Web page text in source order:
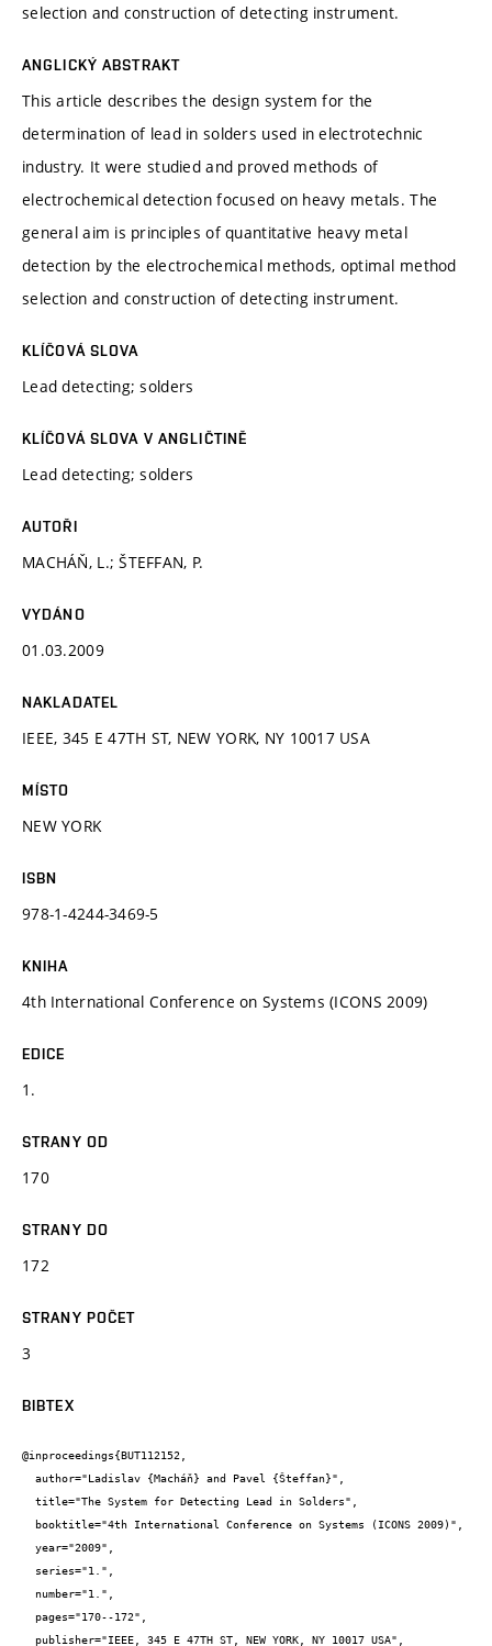
selection and construction of detecting instrument.
ANGLICKÝ ABSTRAKT
This article describes the design system for the
determination of lead in solders used in electrotechnic
industry. It were studied and proved methods of
electrochemical detection focused on heavy metals. The
general aim is principles of quantitative heavy metal
detection by the electrochemical methods, optimal method
selection and construction of detecting instrument.
KLÍČOVÁ SLOVA
Lead detecting; solders
KLÍČOVÁ SLOVA V ANGLIČTINĚ
Lead detecting; solders
AUTOŘI
MACHÁŇ, L.; ŠTEFFAN, P.
VYDÁNO
01.03.2009
NAKLADATEL
IEEE, 345 E 47TH ST, NEW YORK, NY 10017 USA
MÍSTO
NEW YORK
ISBN
978-1-4244-3469-5
KNIHA
4th International Conference on Systems (ICONS 2009)
EDICE
1.
STRANY OD
170
STRANY DO
172
STRANY POČET
3
BIBTEX
@inproceedings{BUT112152,